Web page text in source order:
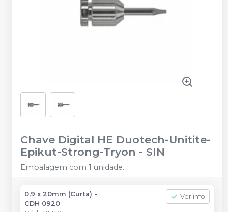
Chave Digital HE Duotech-Unitite-
Epikut-Strong-Tryon - SIN
Embalagem com 1 unidade.
0,9 x 20mm (Curta) -
CDH 0920
Ver info